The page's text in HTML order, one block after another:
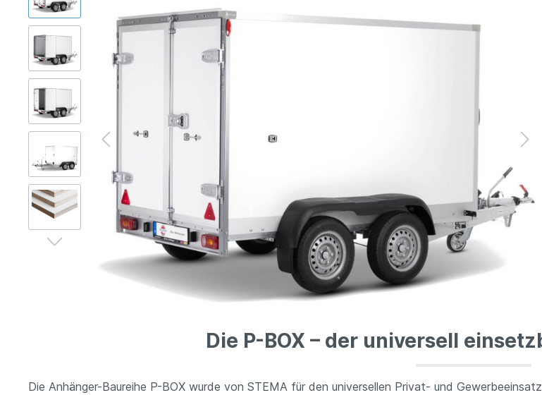
Absperrtechnik
Gerüsttechnik
Leitern
Hubgeräte
Lkw-Enteisung
Zubehör
Die P-BOX – der universell
Die Anhänger-Baureihe P-BOX wurde von STEMA für den universellen Privat- und